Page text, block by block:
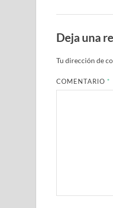
Deja una
Tu dirección de
COMENTARIO *